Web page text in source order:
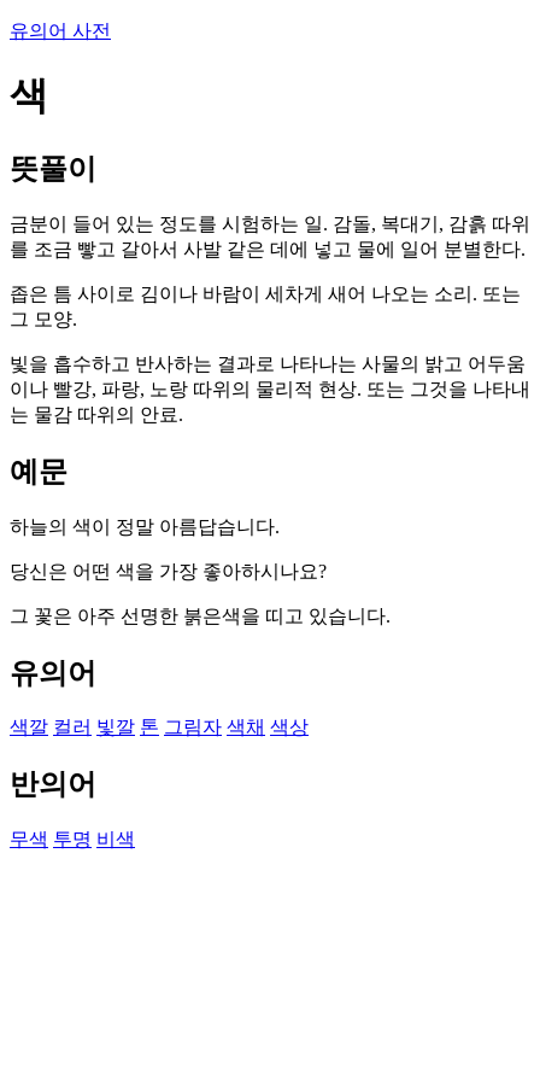
유의어 사전
색
뜻풀이
금분이 들어 있는 정도를 시험하는 일. 감돌, 복대기, 감흙 따위
를 조금 빻고 갈아서 사발 같은 데에 넣고 물에 일어 분별한다.
좁은 틈 사이로 김이나 바람이 세차게 새어 나오는 소리. 또는
그 모양.
빛을 흡수하고 반사하는 결과로 나타나는 사물의 밝고 어두움
이나 빨강, 파랑, 노랑 따위의 물리적 현상. 또는 그것을 나타내
는 물감 따위의 안료.
예문
하늘의 색이 정말 아름답습니다.
당신은 어떤 색을 가장 좋아하시나요?
그 꽃은 아주 선명한 붉은색을 띠고 있습니다.
유의어
색깔 컬러 빛깔 톤 그림자 색채 색상
반의어
무색 투명 비색